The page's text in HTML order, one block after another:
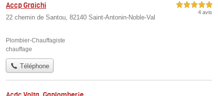
Accp Graichi
22 chemin de Santou, 82140 Saint-Antonin-Noble-Val
5,0 étoiles sur 5
4 avis
Plombier-Chauffagiste
chauffage
Téléphone